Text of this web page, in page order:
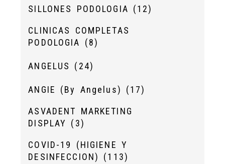
SILLONES PODOLOGIA (12)
CLINICAS COMPLETAS
PODOLOGIA (8)
ANGELUS (24)
ANGIE (By Angelus) (17)
ASVADENT MARKETING
DISPLAY (3)
COVID-19 (HIGIENE Y
DESINFECCION) (113)